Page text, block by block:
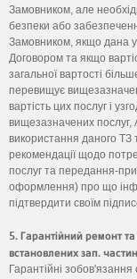
Замовником, але
безпеки або
Замовником, якщо дана
Договором та якщо
загальної вартості
перевищує
вартість цих послуг і
вищезазначених послуг,
використання даного ТЗ
рекомендації щодо
послуг та передання-
оформлення) про що
підтвердити своїм
5. Гарантійний ремонт
встановлених зап.
Гарантійні